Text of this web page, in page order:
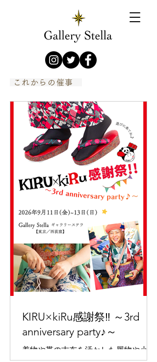
​ これからの催事
KIRU×kiRu感謝祭‼︎ ～3rd
anniversary party♪～
着物や帯の古布を活かした履物や小物